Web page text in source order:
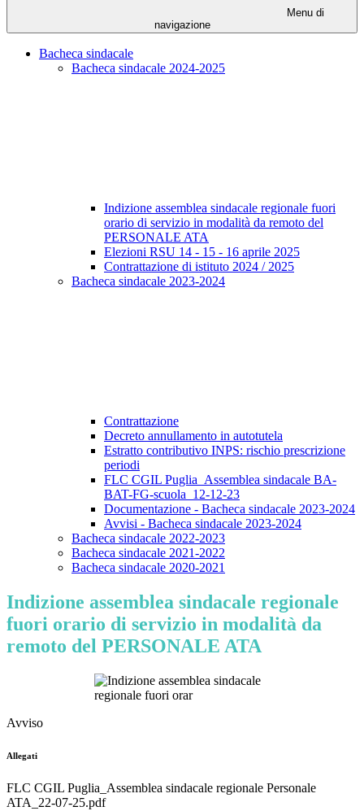
Menu di
navigazione
Bacheca sindacale
Bacheca sindacale 2024-2025
Indizione assemblea sindacale regionale fuori
orario di servizio in modalità da remoto del
PERSONALE ATA
Elezioni RSU 14 - 15 - 16 aprile 2025
Contrattazione di istituto 2024 / 2025
Bacheca sindacale 2023-2024
Contrattazione
Decreto annullamento in autotutela
Estratto contributivo INPS: rischio prescrizione
periodi
FLC CGIL Puglia_Assemblea sindacale BA-
BAT-FG-scuola_12-12-23
Documentazione - Bacheca sindacale 2023-2024
Avvisi - Bacheca sindacale 2023-2024
Bacheca sindacale 2022-2023
Bacheca sindacale 2021-2022
Bacheca sindacale 2020-2021
Indizione assemblea sindacale regionale
fuori orario di servizio in modalità da
remoto del PERSONALE ATA
Avviso
Allegati
FLC CGIL Puglia_Assemblea sindacale regionale Personale
ATA_22-07-25.pdf